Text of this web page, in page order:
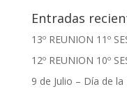
Entradas
13º REUNION 11º
12º REUNION 10º
9 de Julio – Día de